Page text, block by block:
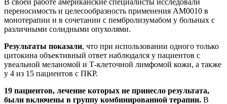
переносимость и целесообразность применения AM0010 в
монотерапии и в сочетании с пембролизумабом у больных с
различными солидными опухолями.
Результаты показали, что при использовании одного только
цитокина объективный ответ наблюдался у пациентов с
увеальной меланомой и Т-клеточной лимфомой кожи, а также
у 4 из 15 пациентов с ПКР.
19 пациентов, лечение которых не принесло результата,
были включены в группу комбинированной терапии. В